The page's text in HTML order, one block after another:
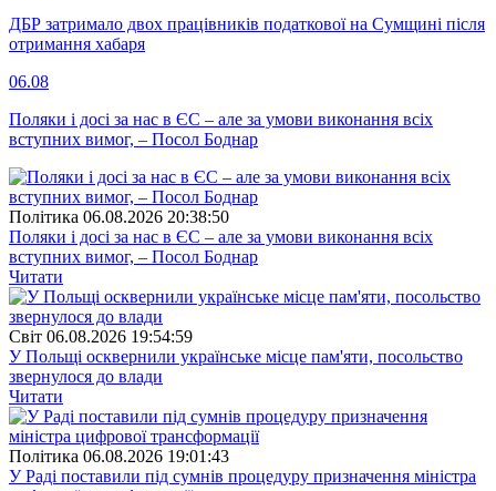
ДБР затримало двох працівників податкової на Сумщині після
отримання хабаря
06.08
Поляки і досі за нас в ЄС – але за умови виконання всіх
вступних вимог, – Посол Боднар
Полiтика 06.08.2026 20:38:50
Поляки і досі за нас в ЄС – але за умови виконання всіх
вступних вимог, – Посол Боднар
Читати
Свiт 06.08.2026 19:54:59
У Польщі осквернили українське місце пам'яти, посольство
звернулося до влади
Читати
Полiтика 06.08.2026 19:01:43
У Раді поставили під сумнів процедуру призначення міністра